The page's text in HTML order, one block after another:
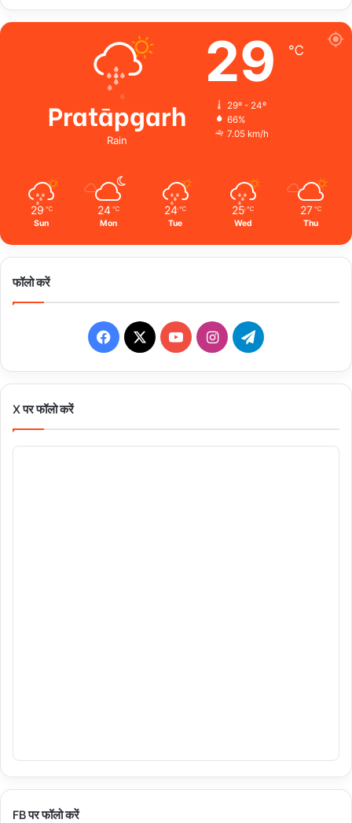
Pratāpgarh
Rain
29 ℃
29º - 24º
66%
7.05 km/h
29 ℃
Sun
24 ℃
Mon
24 ℃
Tue
25 ℃
Wed
27 ℃
Thu
फॉलो करें
Facebook
X YouTubeInstagramTelegram
X पर फॉलो करें
FB पर फॉलो करें